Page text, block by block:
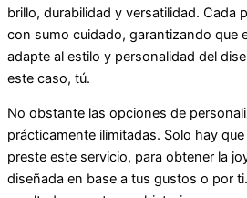
brillo, durabilidad y versatilidad. Cada
con sumo cuidado, garantizando que
adapte al estilo y personalidad del
este caso, tú.
No obstante las opciones de
prácticamente ilimitadas. Solo hay
preste este servicio, para obtener la
diseñada en base a tus gustos o por